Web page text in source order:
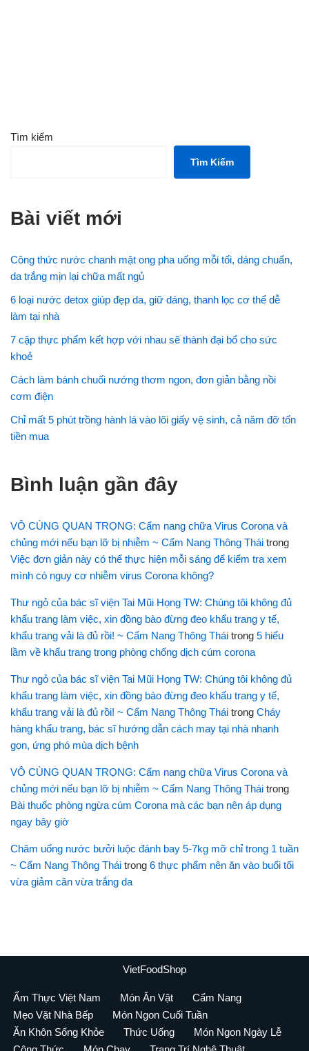
Tìm kiếm
Tìm Kiếm
Bài viết mới
Công thức nước chanh mật ong pha uống mỗi tối, dáng chuẩn,
da trắng mịn lại chữa mất ngủ
6 loại nước detox giúp đẹp da, giữ dáng, thanh lọc cơ thể dễ
làm tại nhà
7 cặp thực phẩm kết hợp với nhau sẽ thành đại bổ cho sức
khoẻ
Cách làm bánh chuối nướng thơm ngon, đơn giản bằng nồi
cơm điện
Chỉ mất 5 phút trồng hành lá vào lõi giấy vệ sinh, cả năm đỡ tốn
tiền mua
Bình luận gần đây
VÔ CÙNG QUAN TRỌNG: Cẩm nang chữa Virus Corona và
chủng mới nếu bạn lỡ bị nhiễm ~ Cẩm Nang Thông Thái trong
Việc đơn giản này có thể thực hiện mỗi sáng để kiểm tra xem
mình có nguy cơ nhiễm virus Corona không?
Thư ngỏ của bác sĩ viện Tai Mũi Họng TW: Chúng tôi không đủ
khẩu trang làm việc, xin đồng bào đừng đeo khẩu trang y tế,
khẩu trang vải là đủ rồi! ~ Cẩm Nang Thông Thái trong 5 hiểu
lầm về khẩu trang trong phòng chống dịch cúm corona
Thư ngỏ của bác sĩ viện Tai Mũi Họng TW: Chúng tôi không đủ
khẩu trang làm việc, xin đồng bào đừng đeo khẩu trang y tế,
khẩu trang vải là đủ rồi! ~ Cẩm Nang Thông Thái trong Cháy
hàng khẩu trang, bác sĩ hướng dẫn cách may tại nhà nhanh
gọn, ứng phó mùa dịch bệnh
VÔ CÙNG QUAN TRỌNG: Cẩm nang chữa Virus Corona và
chủng mới nếu bạn lỡ bị nhiễm ~ Cẩm Nang Thông Thái trong
Bài thuốc phòng ngừa cúm Corona mà các bạn nên áp dụng
ngay bây giờ
Chăm uống nước bưởi luộc đánh bay 5-7kg mỡ chỉ trong 1 tuần
~ Cẩm Nang Thông Thái trong 6 thực phẩm nên ăn vào buổi tối
vừa giảm cân vừa trắng da
VietFoodShop
Ẩm Thực Việt Nam Món Ăn Vặt
Cẩm Nang
Mẹo Vặt Nhà Bếp
Món Ngon Cuối Tuần
Ăn Khôn Sống Khỏe
Thức Uống
Món Ngon Ngày Lễ